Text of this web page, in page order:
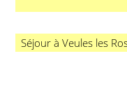
Séjour à Veules les